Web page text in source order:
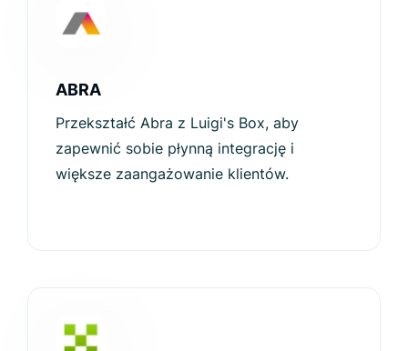
ABRA
Przekształć Abra z Luigi's Box, aby
zapewnić sobie płynną integrację i
większe zaangażowanie klientów.